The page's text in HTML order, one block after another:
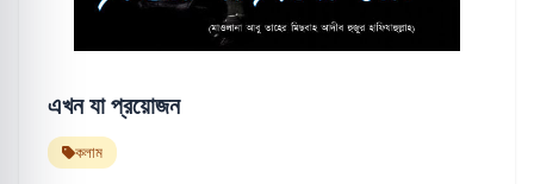
এখন যা প্রয়োজন
কলাম